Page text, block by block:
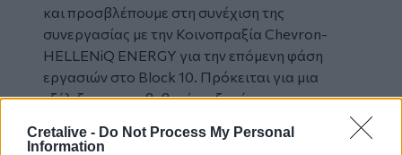
Cretalive - Do Not Process My Personal
Information
και προσβλέπουμε στη συνέχιση της
συνεργασίας με την Κοινοπραξία Chevron-
HELLENiQ ENERGY για την επόμενη φάση
εργασιών στο Block 10. Πρόκειται για μια
εξέλιξη που επιβεβαιώνει ξανά την
στο υπεράκτιο δυναμικό της χώρας, και